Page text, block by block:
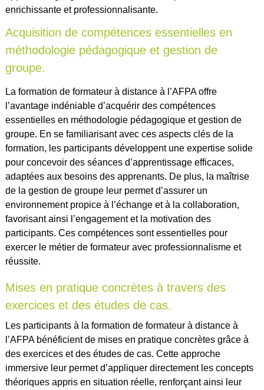
enrichissante et professionnalisante.
Acquisition de compétences essentielles en
méthodologie pédagogique et gestion de
groupe.
La formation de formateur à distance à l’AFPA offre
l’avantage indéniable d’acquérir des compétences
essentielles en méthodologie pédagogique et gestion de
groupe. En se familiarisant avec ces aspects clés de la
formation, les participants développent une expertise solide
pour concevoir des séances d’apprentissage efficaces,
adaptées aux besoins des apprenants. De plus, la maîtrise
de la gestion de groupe leur permet d’assurer un
environnement propice à l’échange et à la collaboration,
favorisant ainsi l’engagement et la motivation des
participants. Ces compétences sont essentielles pour
exercer le métier de formateur avec professionnalisme et
réussite.
Mises en pratique concrètes à travers des
exercices et des études de cas.
Les participants à la formation de formateur à distance à
l’AFPA bénéficient de mises en pratique concrètes grâce à
des exercices et des études de cas. Cette approche
immersive leur permet d’appliquer directement les concepts
théoriques appris en situation réelle, renforçant ainsi leur